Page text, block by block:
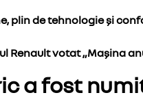
plin de tehnologie și
Renault votat „Mașina
a fost